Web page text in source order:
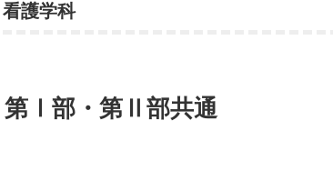
看護学科
第Ⅰ部・第Ⅱ部共通